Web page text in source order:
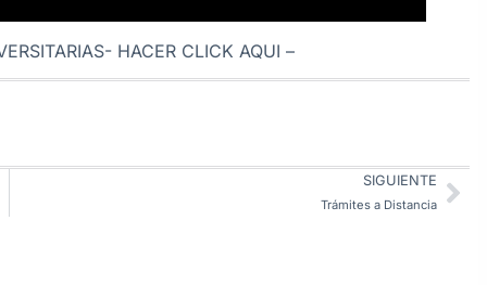
HACER CLICK AQUI –
SIGUIENTE
Trámites a Distancia